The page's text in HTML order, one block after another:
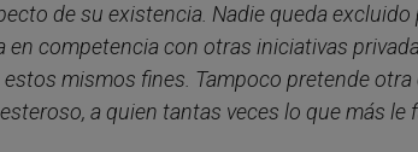
de su existencia. Nadie queda excluido
competencia con otras iniciativas
mismos fines. Tampoco pretende otra
a quien tantas veces lo que más le